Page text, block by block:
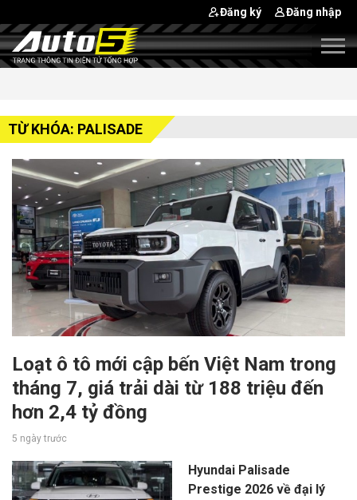
Đăng ký Đăng nhập
TỪ KHÓA: PALISADE
Loạt ô tô mới cập bến Việt Nam trong
tháng 7, giá trải dài từ 188 triệu đến
hơn 2,4 tỷ đồng
5 ngày trước
Hyundai Palisade
Prestige 2026 về đại lý